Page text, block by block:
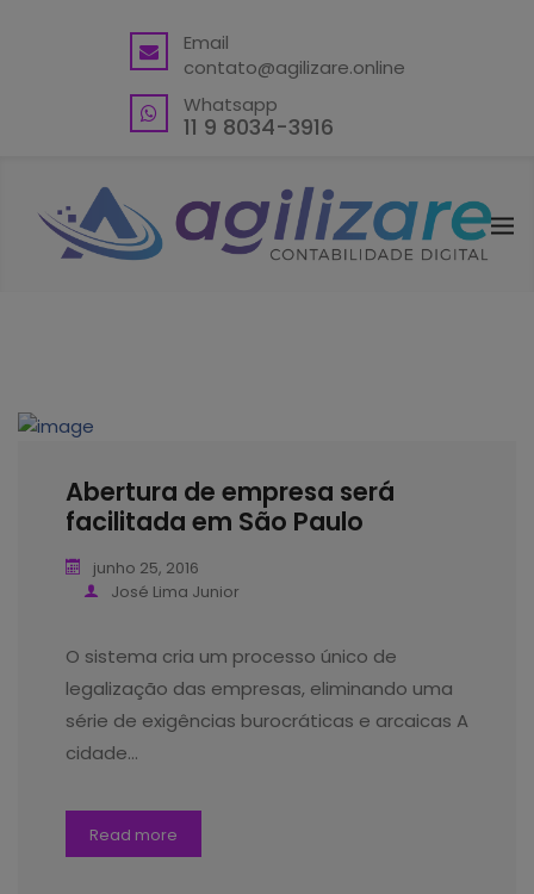
Email
contato@agilizare.online
Whatsapp
11 9 8034-3916
Abertura de empresa será
facilitada em São Paulo
junho 25, 2016
José Lima Junior
O sistema cria um processo único de
legalização das empresas, eliminando uma
série de exigências burocráticas e arcaicas A
cidade…
Read more
VANTAGENS
ABRA SUA CONTA PJ
ENDEREÇO FISCAL – OUTRAS
LOCALIDADES